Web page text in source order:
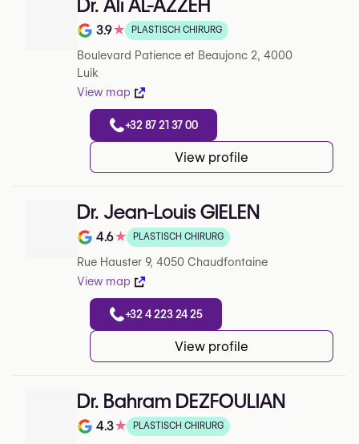
Dr. Ali AL-AZZEH
Note de 3.9 sur 5 sur Google
3.9★ PLASTISCH CHIRURG
Boulevard Patience et Beaujonc 2, 4000
Luik
View map
+32 87 21 37 00
View profile
Dr. Jean-Louis GIELEN
Note de 4.6 sur 5 sur Google
4.6★ PLASTISCH CHIRURG
Rue Hauster 9, 4050 Chaudfontaine
View map
+32 4 223 24 25
View profile
Dr. Bahram DEZFOULIAN
Note de 4.3 sur 5 sur Google
4.3★ PLASTISCH CHIRURG